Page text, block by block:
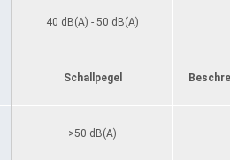
40 dB(A) - 50 dB(A)
Schallpegel
>50 dB(A)